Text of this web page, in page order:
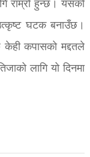
राम्रो हुन्छ। यसको
घटक बनाउँछ।
केही कपासको मद्दतले
लागि यो दिनमा